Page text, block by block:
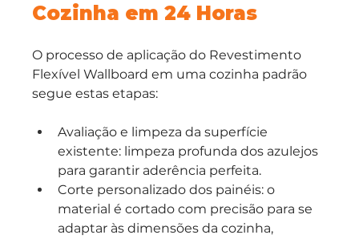
Cozinha em 24 Horas
O processo de aplicação do Revestimento
Flexível Wallboard em uma cozinha padrão
segue estas etapas:
Avaliação e limpeza da superfície
existente: limpeza profunda dos azulejos
para garantir aderência perfeita.
Corte personalizado dos painéis: o
material é cortado com precisão para se
adaptar às dimensões da cozinha,